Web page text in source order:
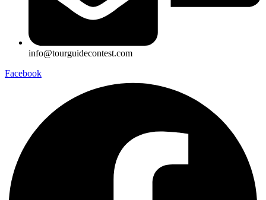
info@tourguidecontest.com
Facebook